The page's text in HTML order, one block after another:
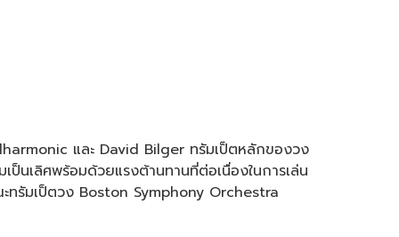
และ David Bilger ทรัมเป็ตหลักของวง
นเลิศพร้อมด้วยแรงต้านทานที่ต่อเนื่องในการเล่น
ทรัมเป็ตวง Boston Symphony Orchestra